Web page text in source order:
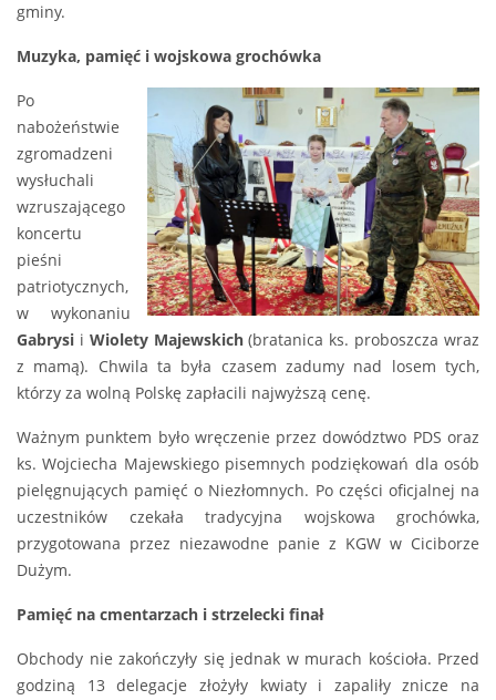
gminy.
Muzyka, pamięć i wojskowa grochówka
Po
nabożeństwie
zgromadzeni
wysłuchali
wzruszającego
koncertu
pieśni
patriotycznych,
w wykonaniu
Gabrysi i Wiolety Majewskich(bratanica ks. proboszcza wraz
z mamą). Chwila ta była czasem zadumy nad losem tych,
którzy za wolną Polskę zapłacili najwyższą cenę.
Ważnym punktem było wręczenie przez dowództwo PDS oraz
ks. Wojciecha Majewskiego pisemnych podziękowań dla osób
pielęgnujących pamięć o Niezłomnych. Po części oficjalnej na
uczestników czekała tradycyjna wojskowa grochówka,
przygotowana przez niezawodne panie z KGW w Ciciborze
Dużym.
Pamięć na cmentarzach i strzelecki finał
Obchody nie zakończyły się jednak w murach kościoła. Przed
godziną 13 delegacje złożyły kwiaty i zapaliły znicze na